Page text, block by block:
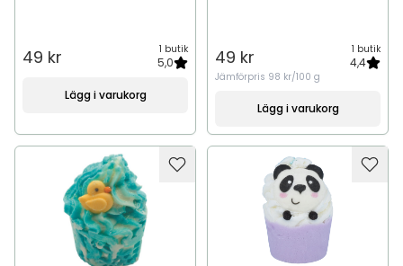
49 kr 1 butik
5,0
Lägg i varukorg
49 kr 1 butik
4,4
Jämförpris 98 kr/100 g
Lägg i varukorg